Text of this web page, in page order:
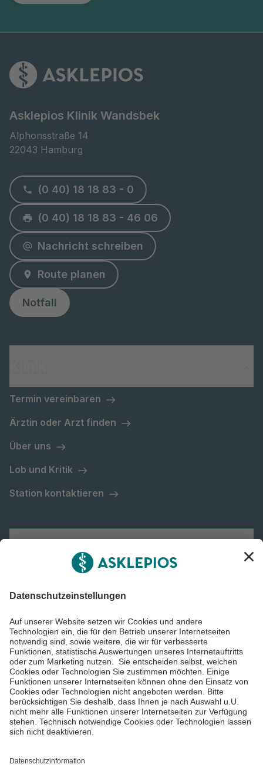
Asklepios Klinik Wandsbek
Alphonsstraße 14
22043 Hamburg
(0 40) 18 18 83 - 0
(0 40) 18 18 83 - 46 06
Nachricht schreiben
Route planen
Notfall
Termin vereinbaren
Ärztin oder Arzt finden
Über uns
Lob und Kritik
Station kontaktieren
Asklepios Gruppe
Impressum